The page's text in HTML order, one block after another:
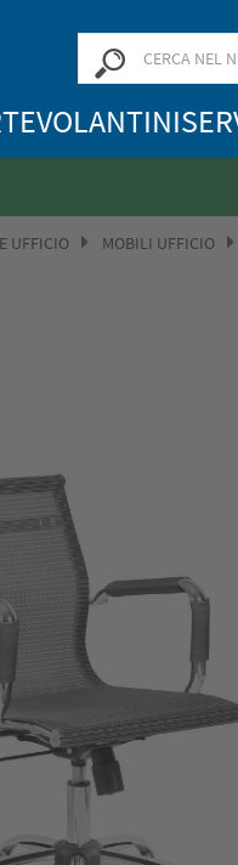
VOLANTINI
UFFICIO MOBILI UFFICIO